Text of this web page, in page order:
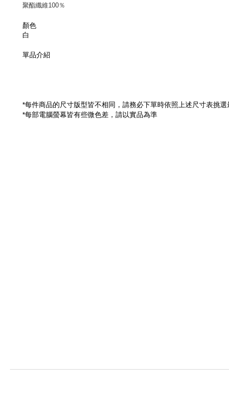
聚酯纖維100％
顏色
白
單品介紹
*每件商品的尺寸版型皆不相同，請務必下單時依照上述尺寸表挑
*每部電腦螢幕皆有些微色差，請以實品為準